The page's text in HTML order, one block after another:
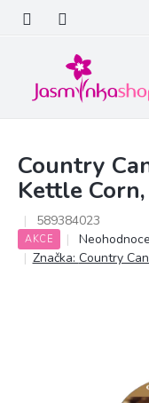
obsah
Country
Kettle
589384023
AKCE
Průměrné
hodnocení
Značka: Country